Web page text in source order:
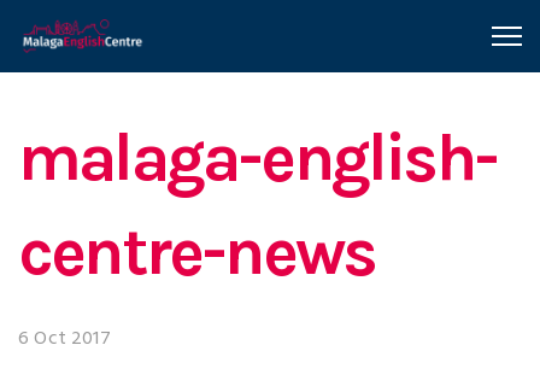
malaga-english-
centre-news
6 Oct 2017